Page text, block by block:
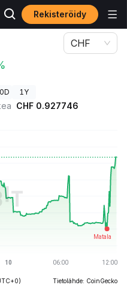
Rekisteröidy
CHF
1Y
CHF 0.927746
Tietolähde: CoinGecko